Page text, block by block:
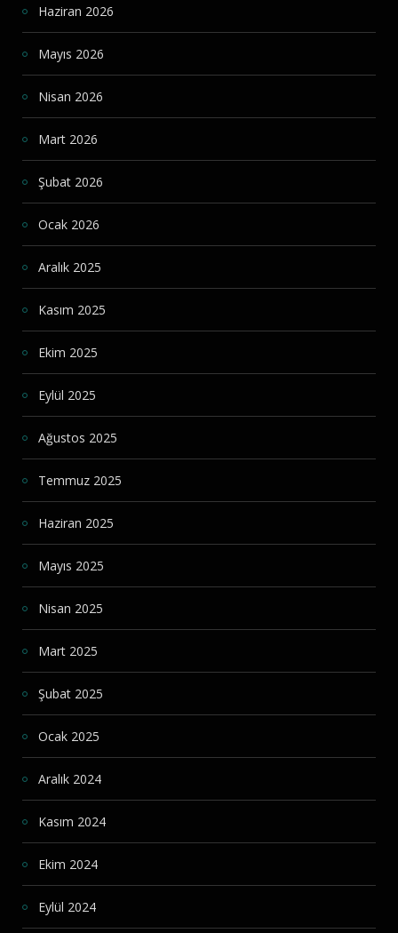
Haziran 2026
Mayıs 2026
Nisan 2026
Mart 2026
Şubat 2026
Ocak 2026
Aralık 2025
Kasım 2025
Ekim 2025
Eylül 2025
Ağustos 2025
Temmuz 2025
Haziran 2025
Mayıs 2025
Nisan 2025
Mart 2025
Şubat 2025
Ocak 2025
Aralık 2024
Kasım 2024
Ekim 2024
Eylül 2024